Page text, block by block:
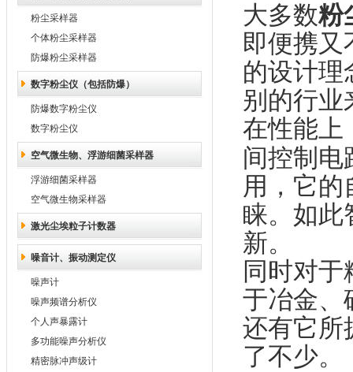
粉尘采样器
个体粉尘采样器
防爆粉尘采样器
数字粉尘仪（包括防爆）
防爆数字粉尘仪
数字粉尘仪
空气微生物、浮游细菌采样器
浮游细菌采样器
空气微生物采样器
激光尘埃粒子计数器
噪音计、振动测定仪
噪声计
噪声频谱分析仪
个人声暴露计
多功能噪声分析仪
精密脉冲声级计
大多数粉
即便携又
的设计理
别的行业
在性能上
间控制电
用，它的
睐。如此
新。
同时对
于冶金、
还有它所
了不少。